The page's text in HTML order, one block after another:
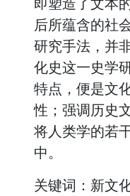
后所蕴含的社
研究手法，并
化史这一史学
特点，便是文
性；强调历史
将人类学的若
中。
关键词：新文